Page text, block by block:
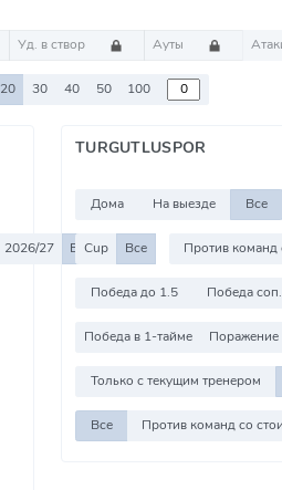
Уд. в створ Ауты
20 30 40 50 100
2026/27 Все
TURGUTLUSPOR
Дома На выезде Все
Cup Все
Победа до 1.5 Победа
Победа в 1-тайме Поражение
Только с текущим тренером
Все